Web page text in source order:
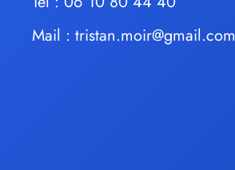
Mail : tristan.moir@gmail.com